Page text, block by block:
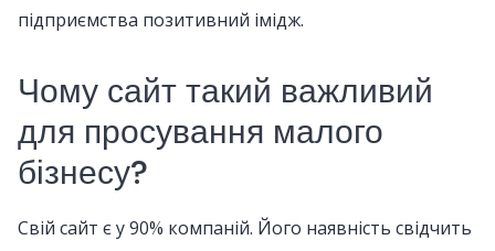
підприємства позитивний імідж.
Чому сайт такий важливий
для просування малого
бізнесу?
Свій сайт є у 90% компаній. Його наявність свідчить